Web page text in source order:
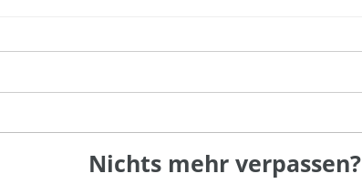
Nichts mehr verpassen?